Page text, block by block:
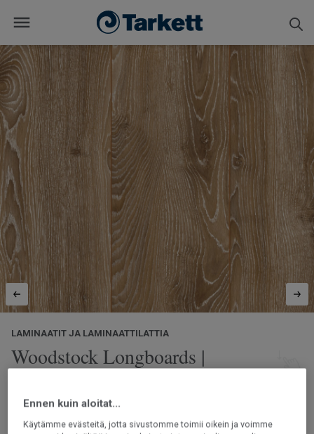
LAMINAATIT JA LAMINAATTILATTIA
Woodstock Longboards |
Woodstock Longboards -lattioissa on erityisen pitkät ja
leveät lankut. Se on täydellinen valinta suuriin
Ennen kuin aloitat...
Käytämme evästeitä, jotta sivustomme toimii oikein ja voimme